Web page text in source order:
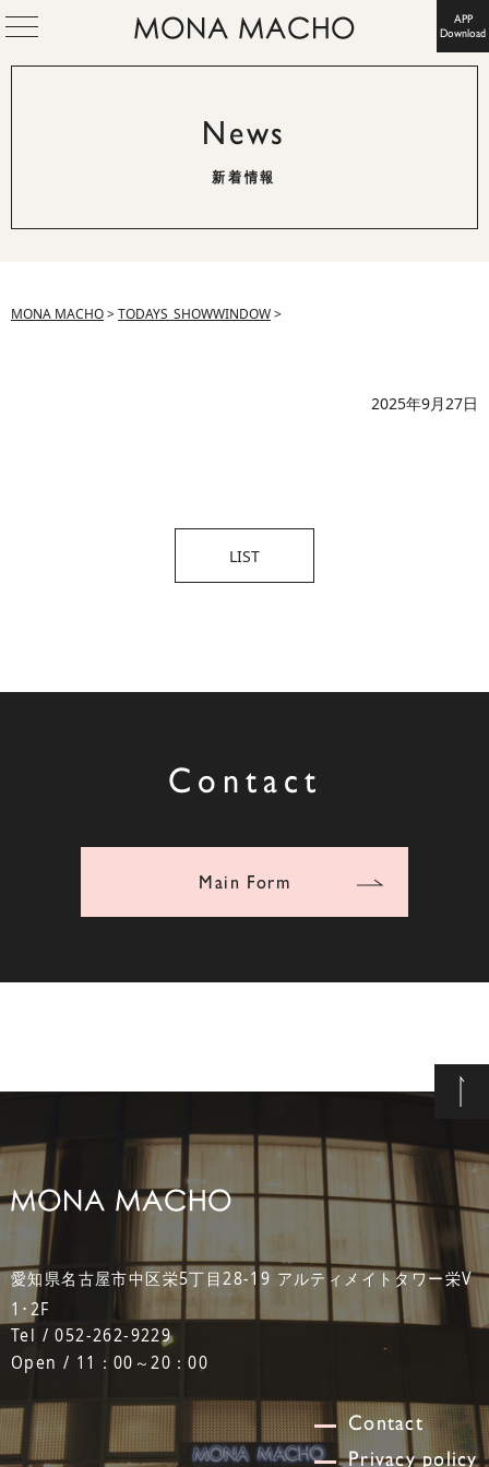
APP
Download
News
新着情報
MONA MACHO>TODAYS_SHOWWINDOW>
2025年9月27日
LIST
Contact
Main Form
愛知県名古屋市中区栄5丁目28-19 アルティメイトタワー栄V
1･2F
Tel / 052-262-9229
Open / 11：00～20：00
Contact
Privacy policy